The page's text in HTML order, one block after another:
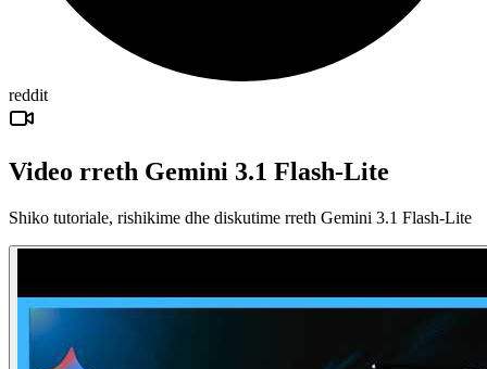
reddit
Video rreth Gemini 3.1 Flash-Lite
Shiko tutoriale, rishikime dhe diskutime rreth Gemini 3.1 Flash-Lite